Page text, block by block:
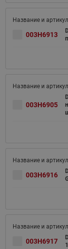
003H6913
003H6905
003H6916
003H6917